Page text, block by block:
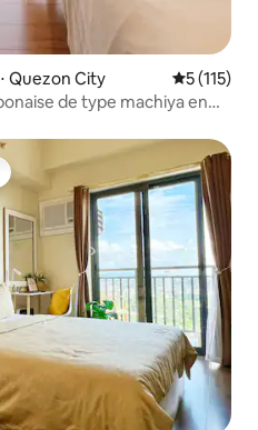
Quezon City Évaluation
5 (115)
de type machiya en
plus appréciés